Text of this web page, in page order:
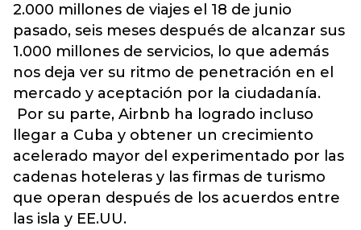
2.000 millones de viajes el 18 de junio
pasado, seis meses después de alcanzar sus
1.000 millones de servicios, lo que además
nos deja ver su ritmo de penetración en el
mercado y aceptación por la ciudadanía.
Por su parte, Airbnb ha logrado incluso
llegar a Cuba y obtener un crecimiento
acelerado mayor del experimentado por las
cadenas hoteleras y las firmas de turismo
que operan después de los acuerdos entre
las isla y EE.UU.